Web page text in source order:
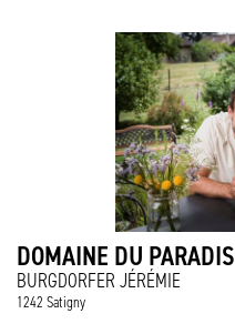
DOMAINE DU PARADIS
BURGDORFER JÉRÉMIE
1242 Satigny